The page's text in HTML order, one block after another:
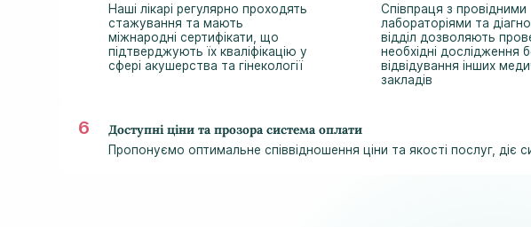
Наші лікарі регулярно проходять
стажування та мають
міжнародні сертифікати, що
підтверджують їх кваліфікацію у
сфері акушерства та гінекології
Співпраця з провідними
лабораторіями та
відділ дозволяють
необхідні дослідження
відвідування інших
закладів
Доступні ціни та прозора система оплати
Пропонуємо оптимальне співвідношення ціни та якості послуг, діє